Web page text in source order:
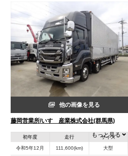
他の画像を見る
藤岡営業所/いすゞ産業株式会社(群馬県)
初年度
令和5年12月
走行
111,600(km)
サイズ
大型
もっと見る